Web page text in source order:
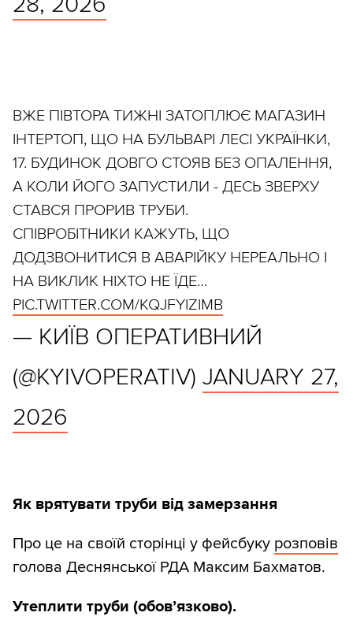
ВЖЕ ПІВТОРА ТИЖНІ ЗАТОПЛЮЄ МАГАЗИН
ІНТЕРТОП, ЩО НА БУЛЬВАРІ ЛЕСІ УКРАЇНКИ,
17. БУДИНОК ДОВГО СТОЯВ БЕЗ ОПАЛЕННЯ,
А КОЛИ ЙОГО ЗАПУСТИЛИ - ДЕСЬ ЗВЕРХУ
СТАВСЯ ПРОРИВ ТРУБИ.
СПІВРОБІТНИКИ КАЖУТЬ, ЩО
ДОДЗВОНИТИСЯ В АВАРІЙКУ НЕРЕАЛЬНО І
НА ВИКЛИК НІХТО НЕ ЇДЕ…
PIC.TWITTER.COM/KQJFYIZIMB
— КИЇВ ОПЕРАТИВНИЙ
(@KYIVOPERATIV) JANUARY 27,
2026
Як врятувати труби від замерзання
Про це на своїй сторінці у фейсбуку розповів
голова Деснянської РДА Максим Бахматов.
Утеплити труби (обовʼязково).